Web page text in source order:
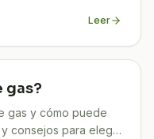
Leer
gas?
gas y cómo puede
consejos para elegir